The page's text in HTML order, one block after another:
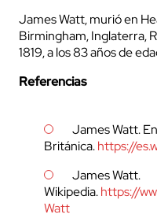
James Watt, murió en
Birmingham, Inglaterra,
1819, a los 83 años de
Referencias
James Watt.
Británica.https://
James Watt.
Wikipedia.https://
Watt